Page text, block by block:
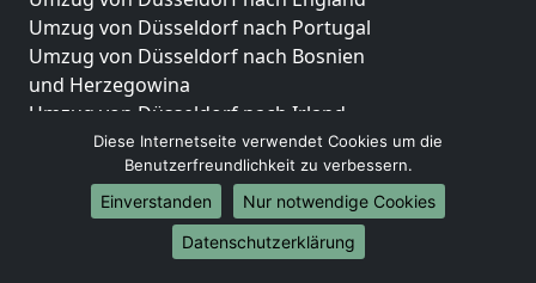
Umzug von Düsseldorf nach Portugal
Umzug von Düsseldorf nach Bosnien
und Herzegowina
Umzug von Düsseldorf nach Irland
Umzug von Düsseldorf nach Lettland
Umzug von Düsseldorf nach Zypern
Umzug von Düsseldorf nach Kroatien
Umzug von Düsseldorf nach Estland
Umzug von Düsseldorf nach Finnland
Diese Internetseite verwendet Cookies um die
Benutzerfreundlichkeit zu verbessern.
Einverstanden
Nur notwendige Cookies
Datenschutzerklärung